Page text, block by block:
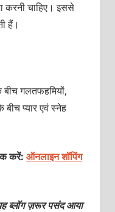
करनी चाहिए। इससे
हैं।
बीच गलतफहमियों,
प्‍यार एवं स्‍नेह
करें: ऑनलाइन शॉपिंग
ब्लॉग ज़रूर पसंद आया